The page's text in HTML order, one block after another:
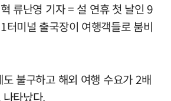
류난영 기자 = 설 연휴 첫 날인 9
터미널 출국장이 여행객들로 붐비
불구하고 해외 여행 수요가 2배
타났다.